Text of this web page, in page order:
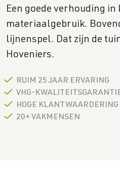
Een goede verhouding in
materiaalgebruik.
lijnenspel. Dat zijn de
Hoveniers.
RUIM 25 JAAR ERVARING
VHG-
HOGE
20+ VAKMENSEN